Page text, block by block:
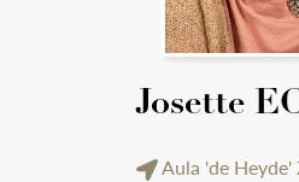
Josette
Aula 'de Heyde'